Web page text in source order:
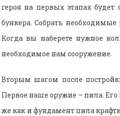
героя на первых этапах будет
бункера. Собрать
Когда вы наберете нужное
необходимое нам сооружение.
Вторым шагом после
Первое наше оружие – пила.
же как и фундамент пила